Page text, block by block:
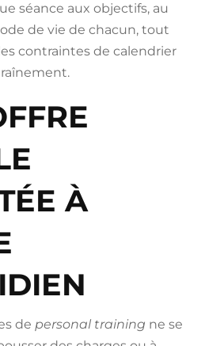
séance aux objectifs, au
de vie de chacun, tout
contraintes de calendrier
À
de personal training ne se